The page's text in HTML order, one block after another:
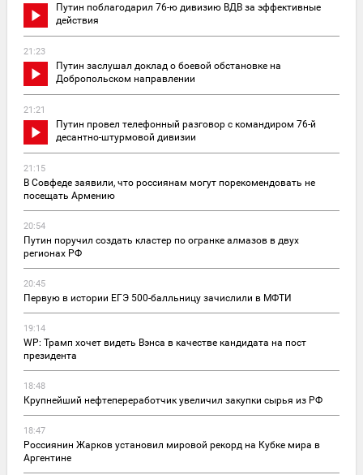
Путин поблагодарил 76-ю дивизию ВДВ за эффективные
действия
21:23
Путин заслушал доклад о боевой обстановке на
Добропольском направлении
21:21
Путин провел телефонный разговор с командиром 76-й
десантно-штурмовой дивизии
21:15
В Совфеде заявили, что россиянам могут порекомендовать не
посещать Армению
20:54
Путин поручил создать кластер по огранке алмазов в двух
регионах РФ
20:45
Первую в истории ЕГЭ 500-балльницу зачислили в МФТИ
19:14
WP: Трамп хочет видеть Вэнса в качестве кандидата на пост
президента
18:48
Крупнейший нефтепереработчик увеличил закупки сырья из РФ
18:47
Россиянин Жарков установил мировой рекорд на Кубке мира в
Аргентине